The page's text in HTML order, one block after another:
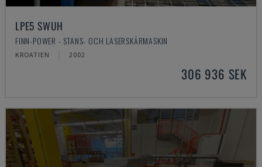
LPE5 SWUH
FINN-POWER - STANS- OCH LASERSKÄRMASKIN
KROATIEN 2002
306 936 SEK